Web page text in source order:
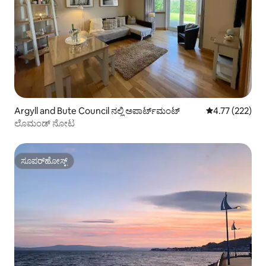
Argyll and Bute Council ನಲ್ಲಿ ಅಪಾರ್ಟ್‌ಮಂಟ್ 5 ರಲ್ಲಿ 4.77
4.77 (222)
ಲೊಮಂಡ್ ನೋಟ
ಸೂಪರ್‌ಹೋಸ್ಟ್
ಸೂಪರ್‌ಹೋಸ್ಟ್